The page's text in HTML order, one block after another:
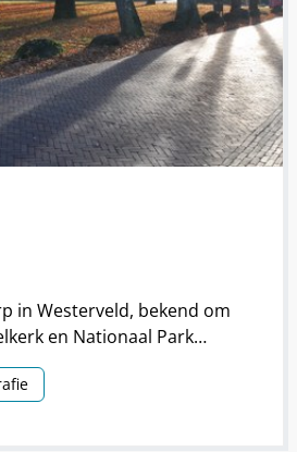
in Westerveld, bekend om
en Nationaal Park
dorp ontstond rond de